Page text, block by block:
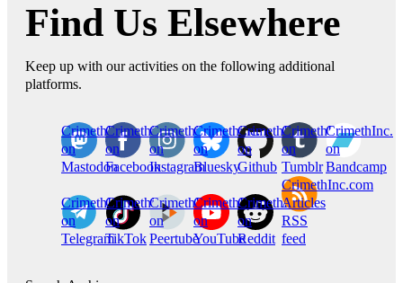
Find Us Elsewhere
Keep up with our activities on the following additional
platforms.
CrimethInc.
on
Mastodon
Crimethinc.
on
Facebook
Crimethinc.
on
Instagram
Crimethinc.
on
Bluesky
CrimethInc.
on
Github
CrimethInc.
on
Tumblr
CrimethInc.
on
Bandcamp
CrimethInc.
on
Telegram
Crimethinc.
on
TikTok
CrimethInc.
on
Peertube
CrimethInc.
on
YouTube
CrimethInc.
on
Reddit
CrimethInc.com
Articles
RSS
feed